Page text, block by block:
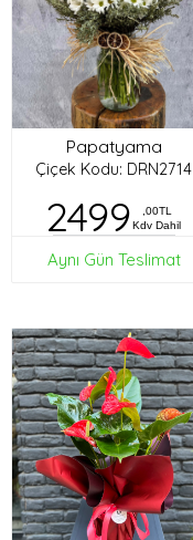
Papatyama
Çiçek Kodu: DRN2714
2499
,00TL
Kdv Dahil
Aynı Gün Teslimat